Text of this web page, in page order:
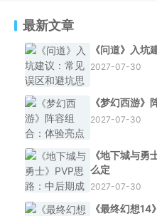
最新文章
《问道》入坑
2027-07-30
《梦幻西游》
2027-07-30
《地下城与
么定
2027-07-30
《最终幻想